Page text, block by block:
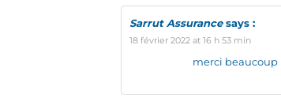
Sarrut Assurancesays :
18 février 2022 at 16 h 53 min
merci beaucoup